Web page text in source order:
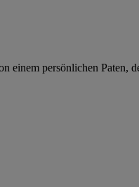
einem persönlichen Paten,